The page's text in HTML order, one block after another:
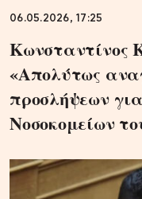
06.05.2026, 17:25
Κωνσταντίνος
«Απολύτως
προσλήψεων
Νοσοκομείων